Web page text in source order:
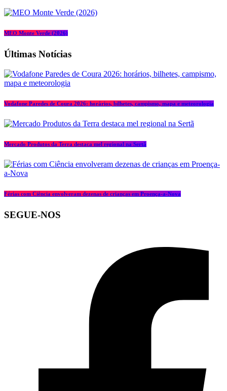
MEO Monte Verde (2026)
Últimas Notícias
Vodafone Paredes de Coura 2026: horários, bilhetes, campismo, mapa e meteorologia
Mercado Produtos da Terra destaca mel regional na Sertã
Férias com Ciência envolveram dezenas de crianças em Proença-a-Nova
SEGUE-NOS